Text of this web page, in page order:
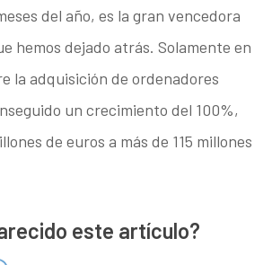
del año, es la gran vencedora
hemos dejado atrás. Solamente en
la adquisición de ordenadores
un crecimiento del 100%,
de euros a más de 115 millones
este artículo?